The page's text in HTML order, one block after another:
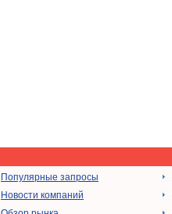
Популярные запросы
Новости компаний